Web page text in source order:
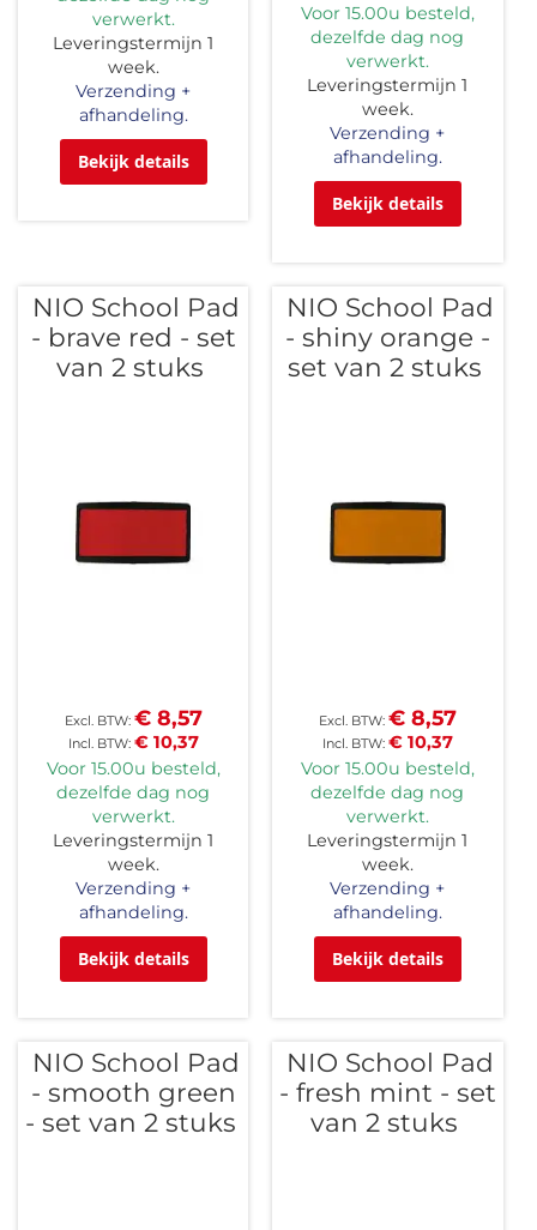
verwerkt.
Leveringstermijn 1
week.
Verzending +
afhandeling.
Bekijk details
Voor 15.00u besteld,
dezelfde dag nog
verwerkt.
Leveringstermijn 1
week.
Verzending +
afhandeling.
Bekijk details
NIO School Pad
- brave red - set
van 2 stuks
€ 10,37
€ 8,57
Voor 15.00u besteld,
dezelfde dag nog
verwerkt.
Leveringstermijn 1
week.
Verzending +
afhandeling.
Bekijk details
NIO School Pad
- shiny orange -
set van 2 stuks
€ 10,37
€ 8,57
Voor 15.00u besteld,
dezelfde dag nog
verwerkt.
Leveringstermijn 1
week.
Verzending +
afhandeling.
Bekijk details
NIO School Pad
- smooth green
- set van 2 stuks
NIO School Pad
- fresh mint - set
van 2 stuks